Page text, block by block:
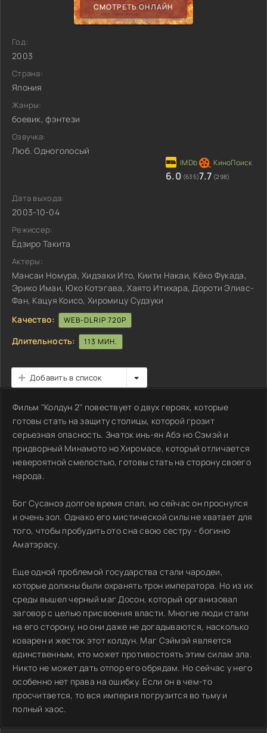
СМОТРЕТЬ ОНЛАЙН
Год:
2003
Страна:
Япония
Жанры:
боевик, фэнтези
Озвучка:
Люб. Одноголосый
6.0 (635)7.7 (298)
Дата выхода:
2003-10-04
Режиссер:
Ёдзиро Такита
Актеры:
Мансаи Номура, Хидэаки Ито, Киити Накаи, Кёко Фукада,
Эрико Имаи, Юко Котэгава, Хаято Итихара, Дороти Элиас-
Фан, Кацуя Коисо, Хиромицу Судзуки
Качество:
WEB-DLRIP 720P
Длительность: 113 МИН.
Добавить в список
Фильм "Колдун 2" повествует о двух героях, которые
готовы стать на защиту столицы, которой грозит
серьезная опасность. Знаток инь-ян Абэ но Сэмэй и
придворный Минамото но Хиромасе, который отличается
невероятной смелостью, готовы стать на сторону своего
народа.
Бог Сусаноэ долгое время спал, но сейчас он проснулся
и очень зол. Однако его мистической силы не хватает для
того, чтобы пробудить ото сна свою сестру - богиню
Аматэрасу.
Еще одной проблемой государства стали чародеи,
которые должны были охранять трон императора. Но из их
среды вышел черный маг Досон, который организовал
заговор с целью присвоения власти. Многие люди стали
на его сторону, но они даже не догадываются, насколько
коварен и жесток этот колдун. Маг Сэймэй является
единственным, кто может противостоять этим силам зла.
Никто не может дать отпор его обрядам. Но сейчас у него
особенно нет права на ошибку. Если он в чем-то
просчитается, то вся империя погрузится во тьму и
полный хаос.